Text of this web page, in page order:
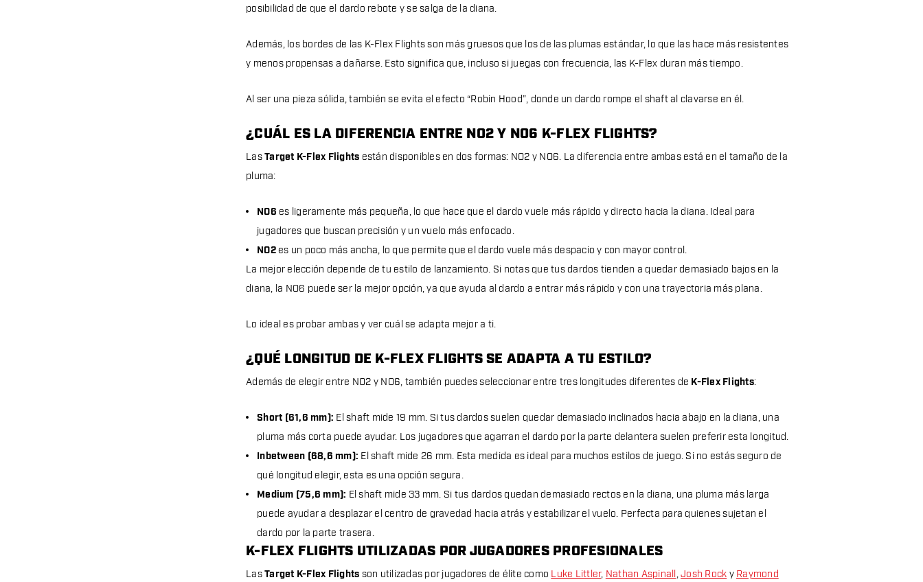
posibilidad de que el dardo rebote y se salga de la diana.
Además, los bordes de las K-Flex Flights son más gruesos que los de las plumas estándar, lo que las hace más resistentes
y menos propensas a dañarse. Esto significa que, incluso si juegas con frecuencia, las K-Flex duran más tiempo.
Al ser una pieza sólida, también se evita el efecto “Robin Hood”, donde un dardo rompe el shaft al clavarse en él.
¿CUÁL ES LA DIFERENCIA ENTRE NO2 Y NO6 K-FLEX FLIGHTS?
LasTarget K-Flex Flights están disponibles en dos formas: NO2 y NO6. La diferencia entre ambas está en el tamaño de la
pluma:
NO6 es ligeramente más pequeña, lo que hace que el dardo vuele más rápido y directo hacia la diana. Ideal para
jugadores que buscan precisión y un vuelo más enfocado.
NO2es un poco más ancha, lo que permite que el dardo vuele más despacio y con mayor control.
La mejor elección depende de tu estilo de lanzamiento. Si notas que tus dardos tienden a quedar demasiado bajos en la
diana, la NO6 puede ser la mejor opción, ya que ayuda al dardo a entrar más rápido y con una trayectoria más plana.
Lo ideal es probar ambas y ver cuál se adapta mejor a ti.
¿QUÉ LONGITUD DE K-FLEX FLIGHTS SE ADAPTA A TU ESTILO?
Además de elegir entre NO2 y NO6, también puedes seleccionar entre tres longitudes diferentes de K-Flex Flights:
Short (61,6 mm): El shaft mide 19 mm. Si tus dardos suelen quedar demasiado inclinados hacia abajo en la diana, una
pluma más corta puede ayudar. Los jugadores que agarran el dardo por la parte delantera suelen preferir esta longitud.
Inbetween (68,6 mm): El shaft mide 26 mm. Esta medida es ideal para muchos estilos de juego. Si no estás seguro de
qué longitud elegir, esta es una opción segura.
Medium (75,6 mm): El shaft mide 33 mm. Si tus dardos quedan demasiado rectos en la diana, una pluma más larga
puede ayudar a desplazar el centro de gravedad hacia atrás y estabilizar el vuelo. Perfecta para quienes sujetan el
dardo por la parte trasera.
K-FLEX FLIGHTS UTILIZADAS POR JUGADORES PROFESIONALES
LasTarget K-Flex Flights son utilizadas por jugadores de élite como Luke Littler, Nathan Aspinall ,Josh Rock y Raymond